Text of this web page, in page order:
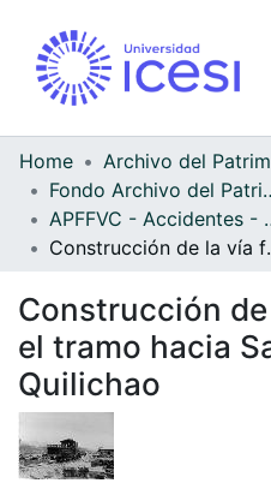
Home
Fondo Archivo del
APFFVC
Construcción
el tramo hacia
Quilichao